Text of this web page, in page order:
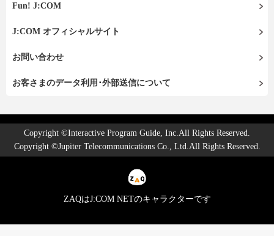
Fun! J:COM
J:COM オフィシャルサイト
お問い合わせ
お客さまのデータ利用･外部送信について
Copyright ©Interactive Program Guide, Inc.All Rights Reserved.
Copyright ©Jupiter Telecommunications Co., Ltd.All Rights Reserved.
ZAQはJ:COM NETのキャラクターです